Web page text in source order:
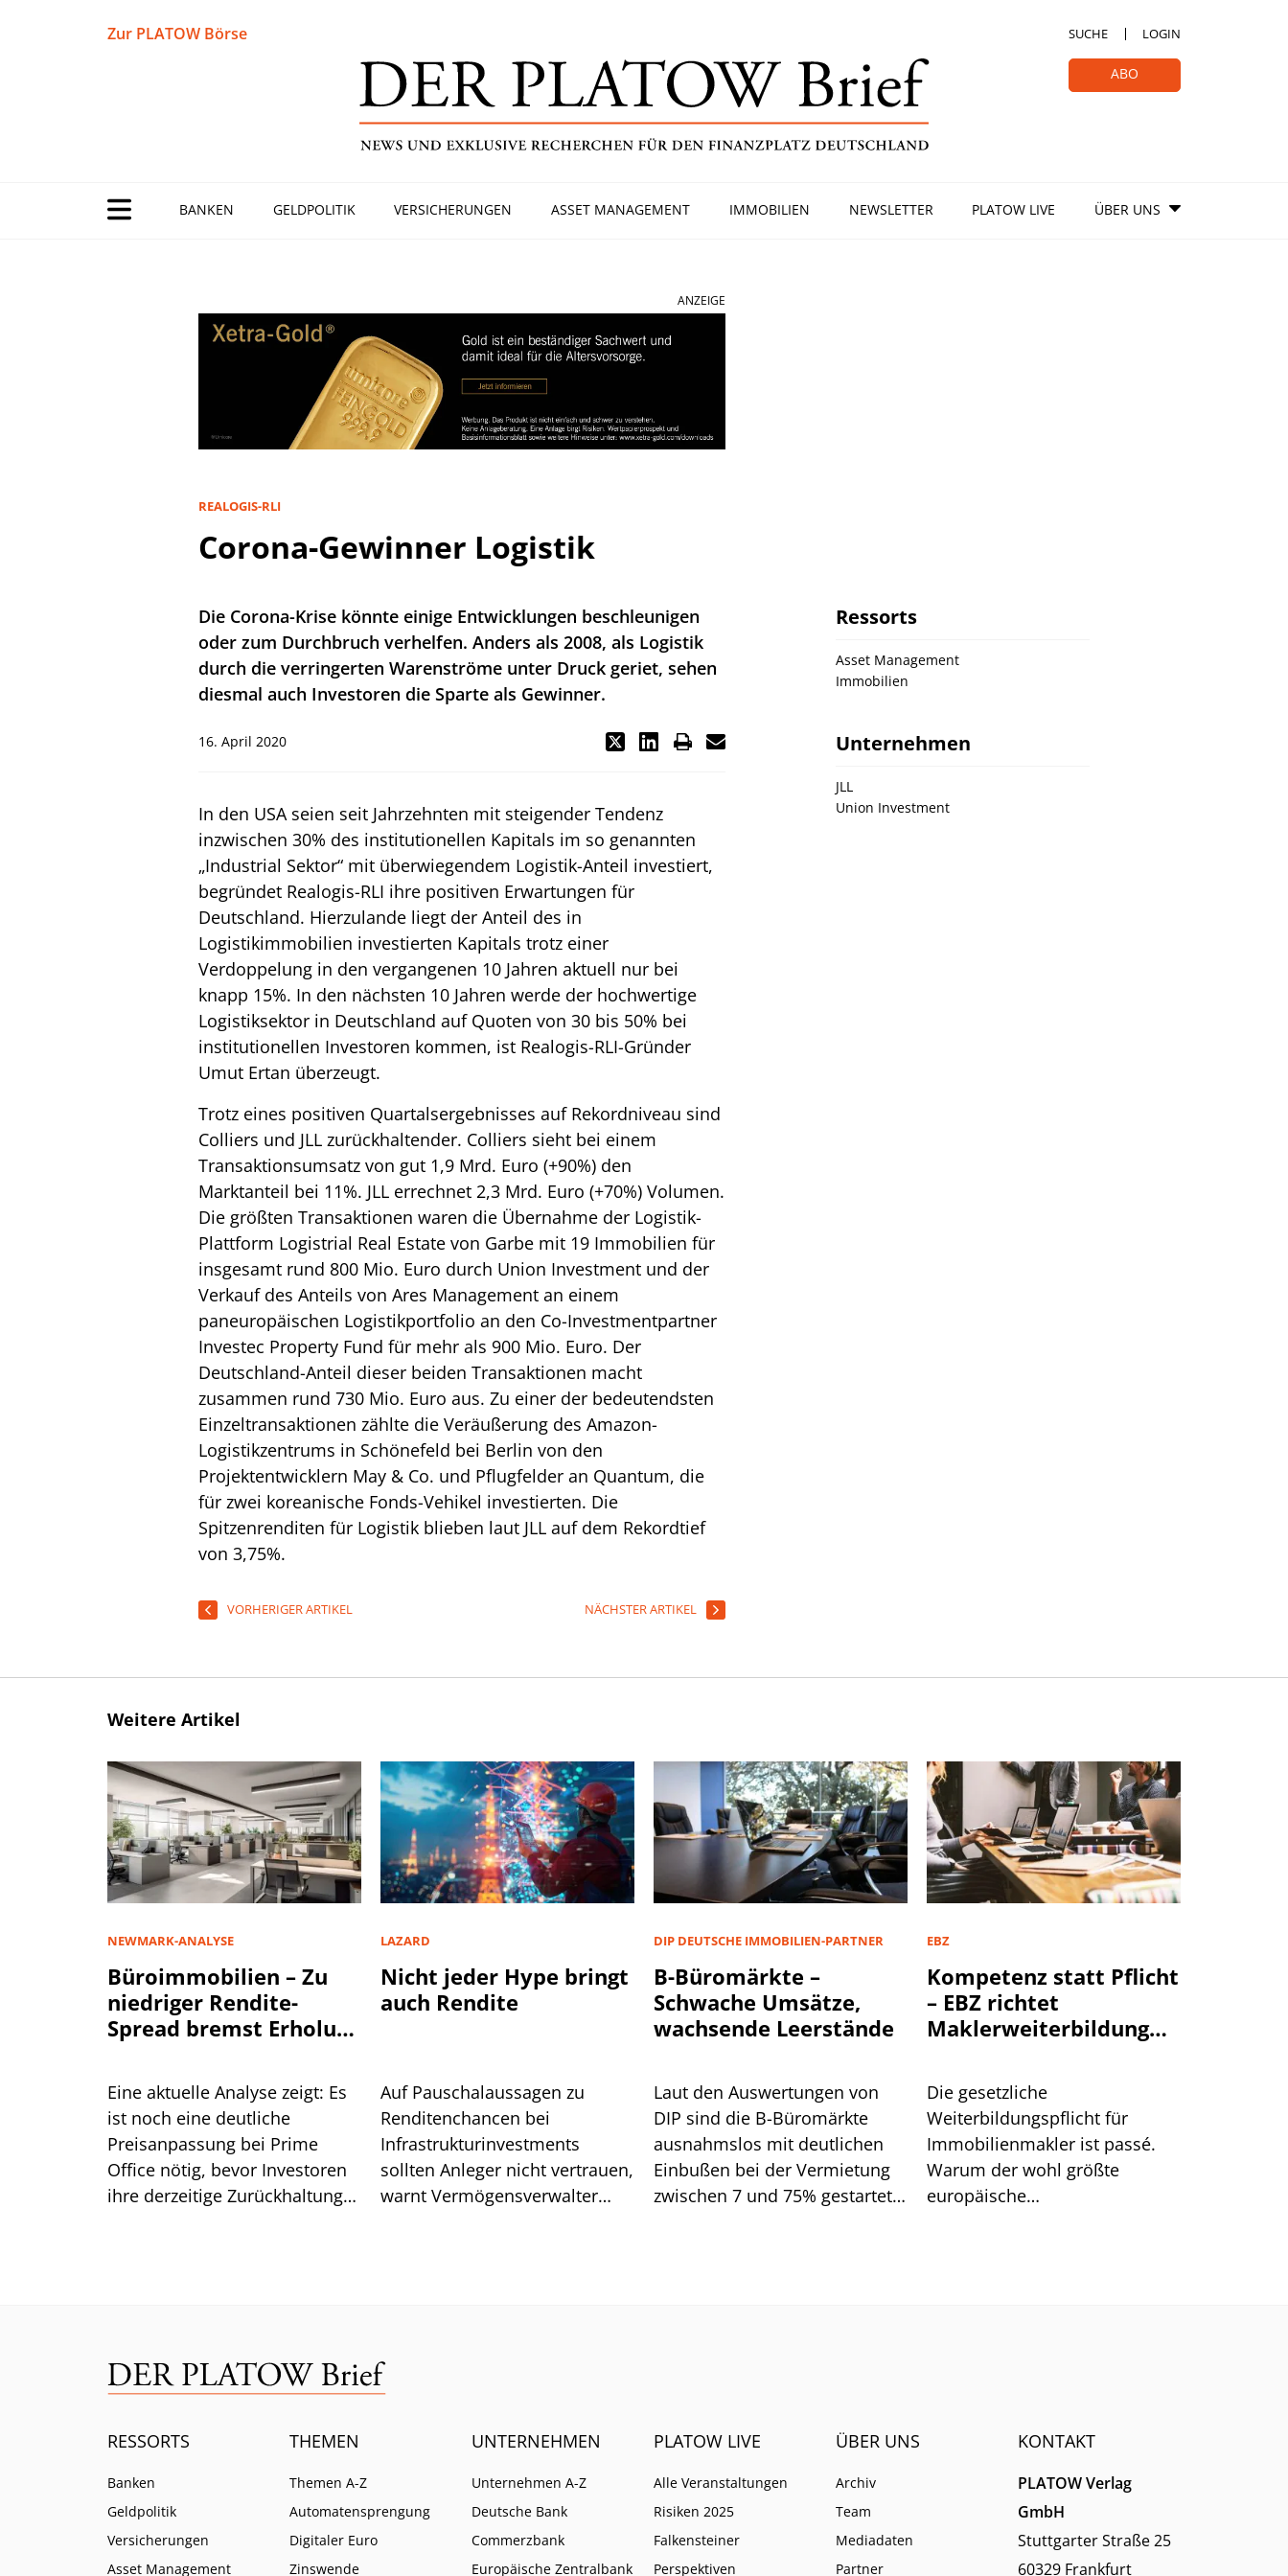
Zur PLATOW Börse SUCHE LOGIN
ABO
BANKEN GELDPOLITIK VERSICHERUNGEN ASSET MANAGEMENT IMMOBILIEN NEWSLETTER PLATOW LIVE ÜBER UNS
ANZEIGE
REALOGIS-RLI
Corona-Gewinner Logistik
Die Corona-Krise könnte einige Entwicklungen beschleunigen
oder zum Durchbruch verhelfen. Anders als 2008, als Logistik
durch die verringerten Warenströme unter Druck geriet, sehen
diesmal auch Investoren die Sparte als Gewinner.
16. April 2020
In den USA seien seit Jahrzehnten mit steigender Tendenz
inzwischen 30% des institutionellen Kapitals im so genannten
„Industrial Sektor“ mit überwiegendem Logistik-Anteil investiert,
begründet Realogis-RLI ihre positiven Erwartungen für
Deutschland. Hierzulande liegt der Anteil des in
Logistikimmobilien investierten Kapitals trotz einer
Verdoppelung in den vergangenen 10 Jahren aktuell nur bei
knapp 15%. In den nächsten 10 Jahren werde der hochwertige
Logistiksektor in Deutschland auf Quoten von 30 bis 50% bei
institutionellen Investoren kommen, ist Realogis-RLI-Gründer
Umut Ertan überzeugt.
Trotz eines positiven Quartalsergebnisses auf Rekordniveau sind
Colliers und JLL zurückhaltender. Colliers sieht bei einem
Transaktionsumsatz von gut 1,9 Mrd. Euro (+90%) den
Marktanteil bei 11%. JLL errechnet 2,3 Mrd. Euro (+70%) Volumen.
Die größten Transaktionen waren die Übernahme der Logistik-
Plattform Logistrial Real Estate von Garbe mit 19 Immobilien für
insgesamt rund 800 Mio. Euro durch Union Investment und der
Verkauf des Anteils von Ares Management an einem
paneuropäischen Logistikportfolio an den Co-Investmentpartner
Investec Property Fund für mehr als 900 Mio. Euro. Der
Deutschland-Anteil dieser beiden Transaktionen macht
zusammen rund 730 Mio. Euro aus. Zu einer der bedeutendsten
Einzeltransaktionen zählte die Veräußerung des Amazon-
Logistikzentrums in Schönefeld bei Berlin von den
Projektentwicklern May & Co. und Pflugfelder an Quantum, die
für zwei koreanische Fonds-Vehikel investierten. Die
Spitzenrenditen für Logistik blieben laut JLL auf dem Rekordtief
von 3,75%.
VORHERIGER ARTIKEL NÄCHSTER ARTIKEL
Ressorts
Asset Management
Immobilien
Unternehmen
JLL
Union Investment
Weitere Artikel
NEWMARK-ANALYSE
Büroimmobilien – Zu
niedriger Rendite-
Spread bremst Erholung
Eine aktuelle Analyse zeigt: Es
ist noch eine deutliche
Preisanpassung bei Prime
Office nötig, bevor Investoren
ihre derzeitige Zurückhaltung
LAZARD
Nicht jeder Hype bringt
auch Rendite
Auf Pauschalaussagen zu
Renditenchancen bei
Infrastrukturinvestments
sollten Anleger nicht vertrauen,
warnt Vermögensverwalter
DIP DEUTSCHE IMMOBILIEN-PARTNER
B-Büromärkte –
Schwache Umsätze,
wachsende Leerstände
Laut den Auswertungen von
DIP sind die B-Büromärkte
ausnahmslos mit deutlichen
Einbußen bei der Vermietung
zwischen 7 und 75% gestartet.
EBZ
Kompetenz statt Pflicht
– EBZ richtet
Maklerweiterbildung
Die gesetzliche
Weiterbildungspflicht für
Immobilienmakler ist passé.
Warum der wohl größte
europäische
RESSORTS
Banken
Geldpolitik
Versicherungen
Asset Management
THEMEN
Themen A-Z
Automatensprengung
Digitaler Euro
Zinswende
UNTERNEHMEN
Unternehmen A-Z
Deutsche Bank
Commerzbank
Europäische Zentralbank
PLATOW LIVE
Alle Veranstaltungen
Risiken 2025
Falkensteiner
Perspektiven
ÜBER UNS
Archiv
Team
Mediadaten
Partner
KONTAKT
PLATOW Verlag
GmbH
Stuttgarter Straße 25
60329 Frankfurt